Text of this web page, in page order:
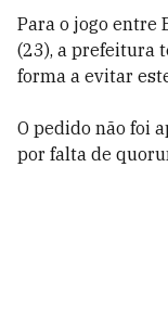
Para o jogo entre
(23), a prefeitura
forma a evitar
O pedido não foi
por falta de